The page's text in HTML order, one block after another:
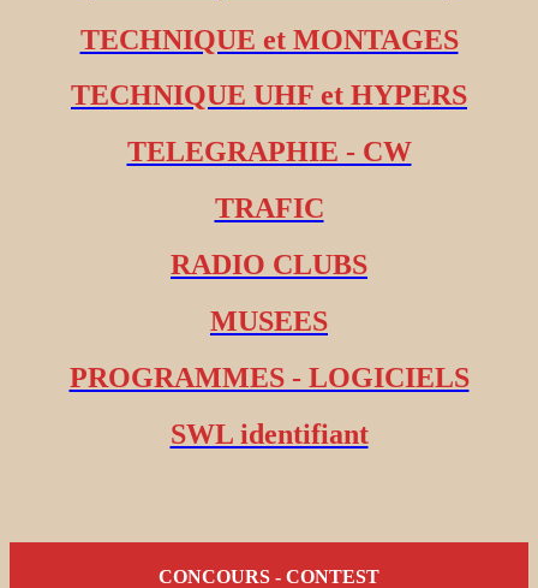
TECHNIQUE et MONTAGES
TECHNIQUE UHF et HYPERS
TELEGRAPHIE - CW
TRAFIC
RADIO CLUBS
MUSEES
PROGRAMMES - LOGICIELS
SWL identifiant
CONCOURS - CONTEST